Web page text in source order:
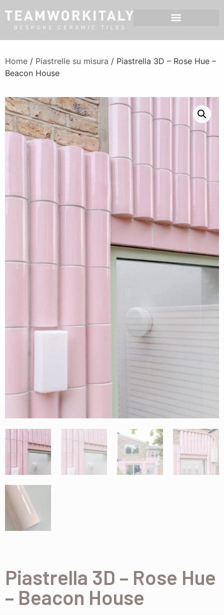
Home / Piastrelle su misura / Piastrella 3D – Rose Hue –
Beacon House
Piastrella 3D – Rose Hue
– Beacon House